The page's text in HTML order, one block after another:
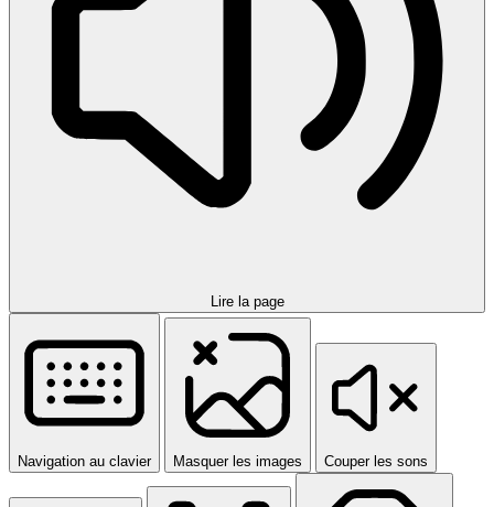
Lire la page
Navigation au clavier Masquer les images Couper les sons